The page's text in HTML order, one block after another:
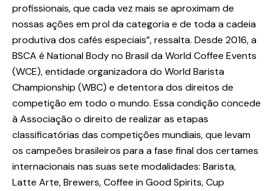
profissionais, que cada vez mais se aproximam de
nossas ações em prol da categoria e de toda a cadeia
produtiva dos cafés especiais”, ressalta. Desde 2016, a
BSCA é National Body no Brasil da World Coffee Events
(WCE), entidade organizadora do World Barista
Championship (WBC) e detentora dos direitos de
competição em todo o mundo. Essa condição concede
à Associação o direito de realizar as etapas
classificatórias das competições mundiais, que levam
os campeões brasileiros para a fase final dos certames
internacionais nas suas sete modalidades: Barista,
Latte Arte, Brewers, Coffee in Good Spirits, Cup